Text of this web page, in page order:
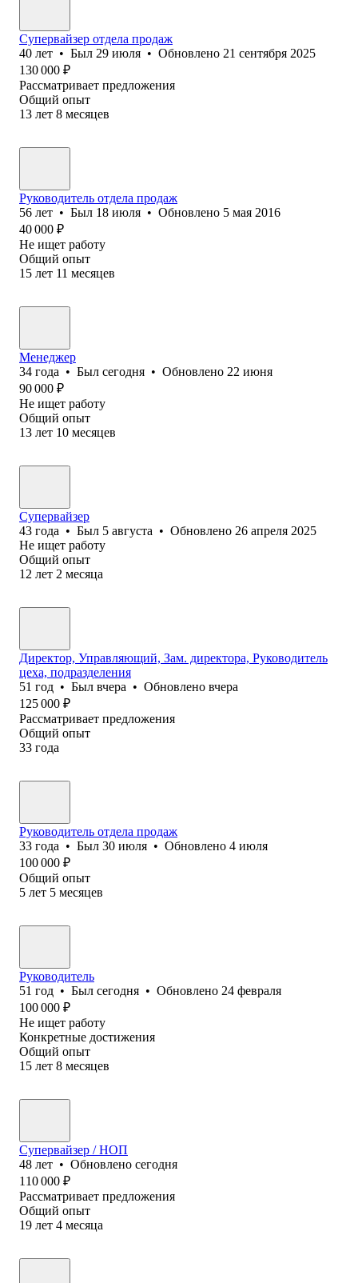
Супервайзер отдела продаж
40 лет • Был 29 июля • Обновлено 21 сентября 2025
130 000 ₽
Рассматривает предложения
Общий опыт
13 лет 8 месяцев
Руководитель отдела продаж
56 лет • Был 18 июля • Обновлено 5 мая 2016
40 000 ₽
Не ищет работу
Общий опыт
15 лет 11 месяцев
Менеджер
34 года • Был сегодня • Обновлено 22 июня
90 000 ₽
Не ищет работу
Общий опыт
13 лет 10 месяцев
Супервайзер
43 года • Был 5 августа • Обновлено 26 апреля 2025
Не ищет работу
Общий опыт
12 лет 2 месяца
Директор, Управляющий, Зам. директора, Руководитель
цеха, подразделения
51 год • Был вчера • Обновлено вчера
125 000 ₽
Рассматривает предложения
Общий опыт
33 года
Руководитель отдела продаж
33 года • Был 30 июля • Обновлено 4 июля
100 000 ₽
Общий опыт
5 лет 5 месяцев
Руководитель
51 год • Был сегодня • Обновлено 24 февраля
100 000 ₽
Не ищет работу
Конкретные достижения
Общий опыт
15 лет 8 месяцев
Супервайзер / НОП
48 лет • Обновлено сегодня
110 000 ₽
Рассматривает предложения
Общий опыт
19 лет 4 месяца